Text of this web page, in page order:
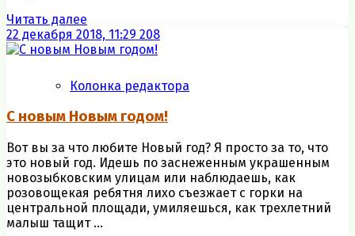
Читать далее
22 декабря 2018, 11:29 208
Колонка редактора
С новым Новым годом!
Вот вы за что любите Новый год? Я просто за то, что
это новый год. Идешь по заснеженным украшенным
новозыбковским улицам или наблюдаешь, как
розовощекая ребятня лихо съезжает с горки на
центральной площади, умиляешься, как трехлетний
малыш тащит ...